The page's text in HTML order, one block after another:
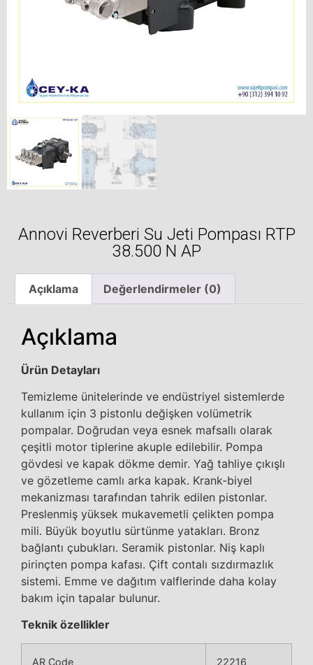
Annovi Reverberi Su Jeti Pompası RTP
38.500 N AP
Açıklama Değerlendirmeler (0)
Açıklama
Ürün Detayları
Temizleme ünitelerinde ve endüstriyel sistemlerde
kullanım için 3 pistonlu değişken volümetrik
pompalar. Doğrudan veya esnek mafsallı olarak
çeşitli motor tiplerine akuple edilebilir. Pompa
gövdesi ve kapak dökme demir. Yağ tahliye çıkışlı
ve gözetleme camlı arka kapak. Krank-biyel
mekanizması tarafından tahrik edilen pistonlar.
Preslenmiş yüksek mukavemetli çelikten pompa
mili. Büyük boyutlu sürtünme yatakları. Bronz
bağlantı çubukları. Seramik pistonlar. Niş kaplı
pirinçten pompa kafası. Çift contalı sızdırmazlık
sistemi. Emme ve dağıtım valflerinde daha kolay
bakım için tapalar bulunur.
Teknik özellikler
AR Code 22216